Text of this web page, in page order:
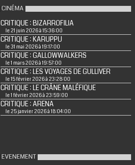
CINÉMA
CRITIQUE : BIZARROFILIA
le 21 juin 2026 à 15:36:00
CRITIQUE : KARUPPU
le 31 mai 2026 à 19:17:00
CRITIQUE : GALLOWWALKERS
le 1 mars 2026 à 19:57:00
CRITIQUE : LES VOYAGES DE GULLIVER
le 15 février 2026 à 23:28:00
CRITIQUE : LE CRÂNE MALÉFIQUE
le 1 février 2026 à 23:59:00
CRITIQUE : ARENA
le 25 janvier 2026 à 18:04:00
EVENEMENT